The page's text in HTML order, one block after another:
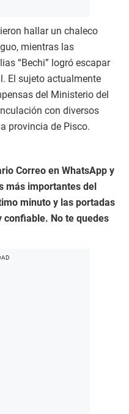
hallar un chaleco
mientras las
“Bechi” logró escapar
El sujeto actualmente
del Ministerio del
con diversos
provincia de Pisco.
Correo en WhatsApp y
más importantes del
minuto y las portadas
confiable. No te quedes